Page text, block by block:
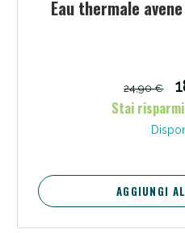
Eau thermale
24,90 €
Stai
AGGIUNGI